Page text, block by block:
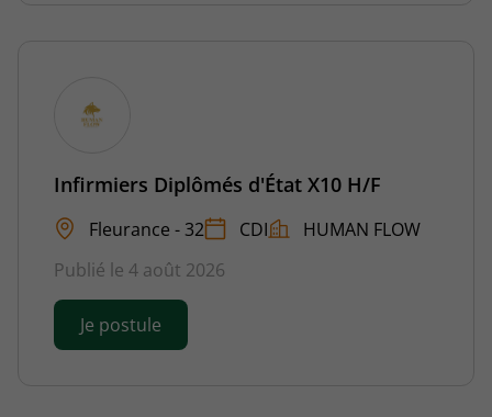
Infirmiers Diplômés d'État X10 H/F
Fleurance - 32 CDI
HUMAN FLOW
Publié le 4 août 2026
Je postule